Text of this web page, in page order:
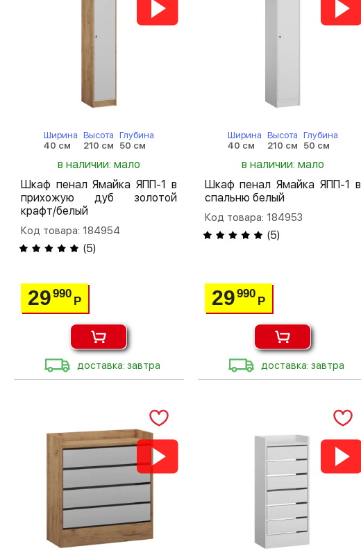
Ширина
40 см
Высота
210 см
Глубина
50 см
в наличии: мало
Шкаф пенал Ямайка ЯПП-1 в
прихожую дуб золотой
крафт/белый
Код товара: 184954
(5)
29990
Р
доставка: завтра
Ширина
40 см
Высота
210 см
Глубина
50 см
в наличии: мало
Шкаф пенал Ямайка ЯПП-1 в
спальню белый
Код товара: 184953
(5)
29990
Р
доставка: завтра